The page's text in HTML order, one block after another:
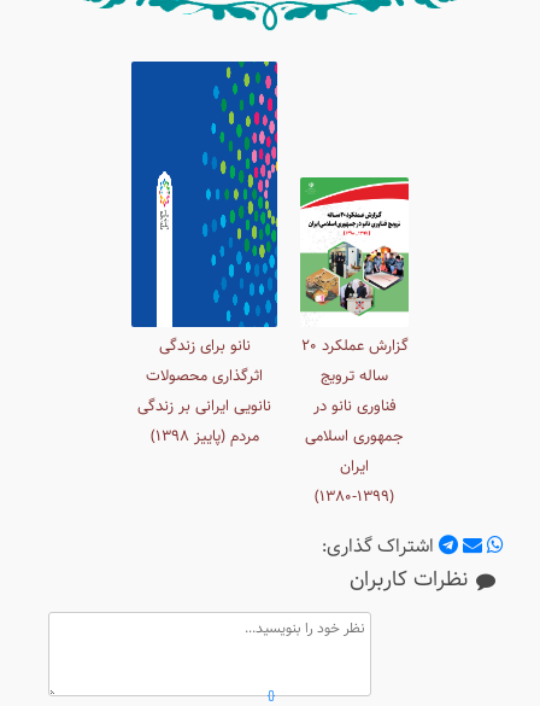
{ }
گزارش عملکرد ۲٠
ساله ترویج
فناوری نانو در
جمهوری اسلامی
ایران
(١٣٩٩-١٣۸٠)
نانو برای زندگی
اثرگذاری محصولات
نانویی ایرانی بر زندگی
مردم (پاییز ١٣٩۸)
اشتراک گذاری:
نظرات کاربران